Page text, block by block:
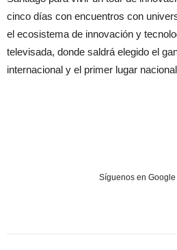
cinco días con encuentros con
el ecosistema de innovación y
televisada, donde saldrá elegido el
internacional y el primer lugar
Síguenos en